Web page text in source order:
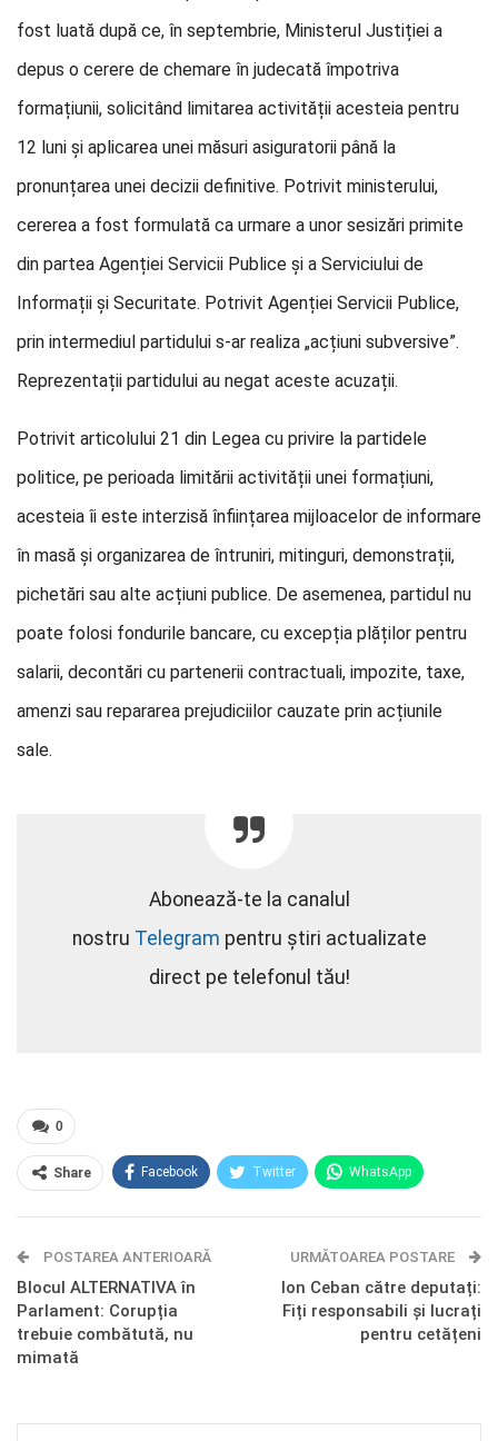
fost luată după ce, în septembrie, Ministerul Justiției a
depus o cerere de chemare în judecată împotriva
formațiunii, solicitând limitarea activității acesteia pentru
12 luni și aplicarea unei măsuri asiguratorii până la
pronunțarea unei decizii definitive. Potrivit ministerului,
cererea a fost formulată ca urmare a unor sesizări primite
din partea Agenției Servicii Publice și a Serviciului de
Informații și Securitate. Potrivit Agenției Servicii Publice,
prin intermediul partidului s-ar realiza „acțiuni subversive”.
Reprezentații partidului au negat aceste acuzații.
Potrivit articolului 21 din Legea cu privire la partidele
politice, pe perioada limitării activității unei formațiuni,
acesteia îi este interzisă înființarea mijloacelor de informare
în masă și organizarea de întruniri, mitinguri, demonstrații,
pichetări sau alte acțiuni publice. De asemenea, partidul nu
poate folosi fondurile bancare, cu excepția plăților pentru
salarii, decontări cu partenerii contractuali, impozite, taxe,
amenzi sau repararea prejudiciilor cauzate prin acțiunile
sale.
Abonează-te la canalul
nostru Telegram pentru știri actualizate
direct pe telefonul tău!
0
Share Facebook Twitter WhatsApp
Telegram OK.ru
POSTAREA ANTERIOARĂ
Blocul ALTERNATIVA în
Parlament: Corupția
trebuie combătută, nu
mimată
URMĂTOAREA POSTARE
Ion Ceban către deputați:
Fiți responsabili și lucrați
pentru cetățeni